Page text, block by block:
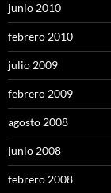
junio 2010
febrero 2010
julio 2009
febrero 2009
agosto 2008
junio 2008
febrero 2008